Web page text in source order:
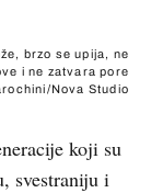
brzo se upija, ne
i ne zatvara pore
Nova Studio
koji su
svestraniju i